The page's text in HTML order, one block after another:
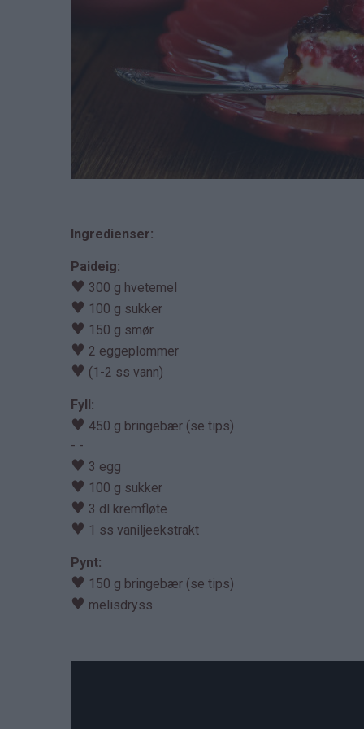
Ingredienser:
Paideig:
♥ 300 g hvetemel
♥ 100 g sukker
♥ 150 g smør
♥ 2 eggeplommer
♥ (1-2 ss vann)
Fyll:
♥ 450 g bringebær (se tips)
- -
♥ 3 egg
♥ 100 g sukker
♥ 3 dl kremfløte
♥ 1 ss vaniljeekstrakt
Pynt:
♥ 150 g bringebær (se tips)
♥ melisdryss